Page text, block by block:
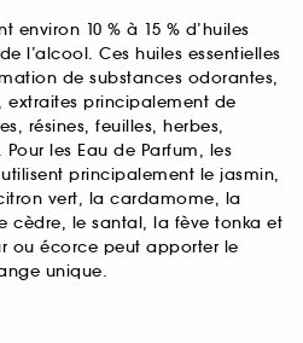
environ 10 % à 15 % d’huiles
l’alcool. Ces huiles essentielles
de substances odorantes,
extraites principalement de
résines, feuilles, herbes,
les Eau de Parfum, les
principalement le jasmin,
vert, la cardamome, la
cèdre, le santal, la fève tonka et
ou écorce peut apporter le
unique.